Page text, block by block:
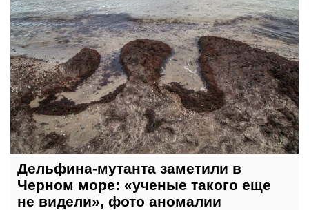
Дельфина-мутанта заметили в
Черном море: «ученые такого еще
не видели», фото аномалии